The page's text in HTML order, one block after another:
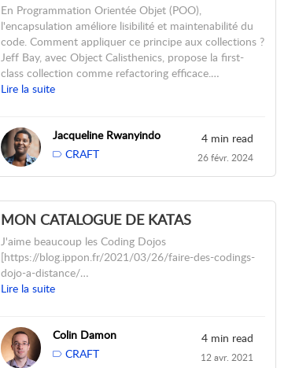
En Programmation Orientée Objet (POO),
l'encapsulation améliore lisibilité et maintenabilité du
code. Comment appliquer ce principe aux collections ?
Jeff Bay, avec Object Calisthenics, propose la first-
class collection comme refactoring efficace.…
Lire la suite
Jacqueline Rwanyindo
CRAFT
4 min read
26 févr. 2024
MON CATALOGUE DE KATAS
J'aime beaucoup les Coding Dojos
[https://blog.ippon.fr/2021/03/26/faire-des-codings-
dojo-a-distance/…
Lire la suite
Colin Damon
CRAFT
4 min read
12 avr. 2021